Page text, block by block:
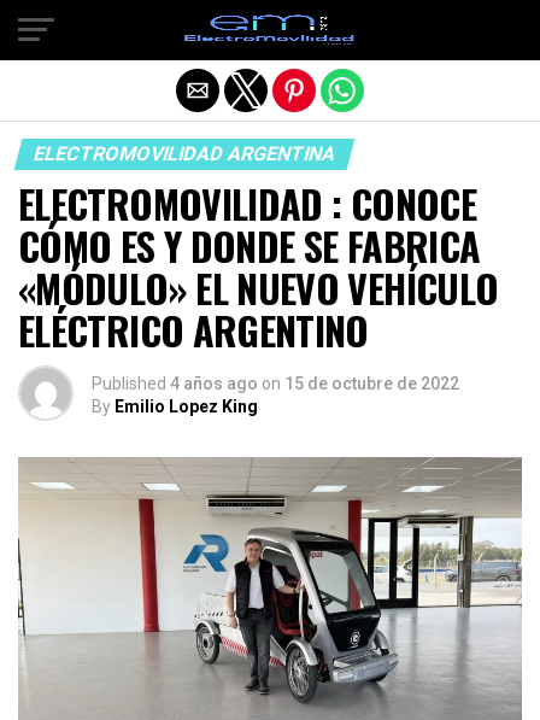
ELECTROMOVILIDAD ARGENTINA
ELECTROMOVILIDAD : CONOCE
CÓMO ES Y DONDE SE FABRICA
«MÓDULO» EL NUEVO VEHÍCULO
ELÉCTRICO ARGENTINO
Published 4 años ago on 15 de octubre de 2022
By Emilio Lopez King
Salir de la versión móvil